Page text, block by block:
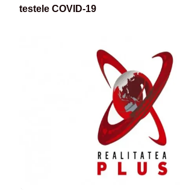
testele COVID-19